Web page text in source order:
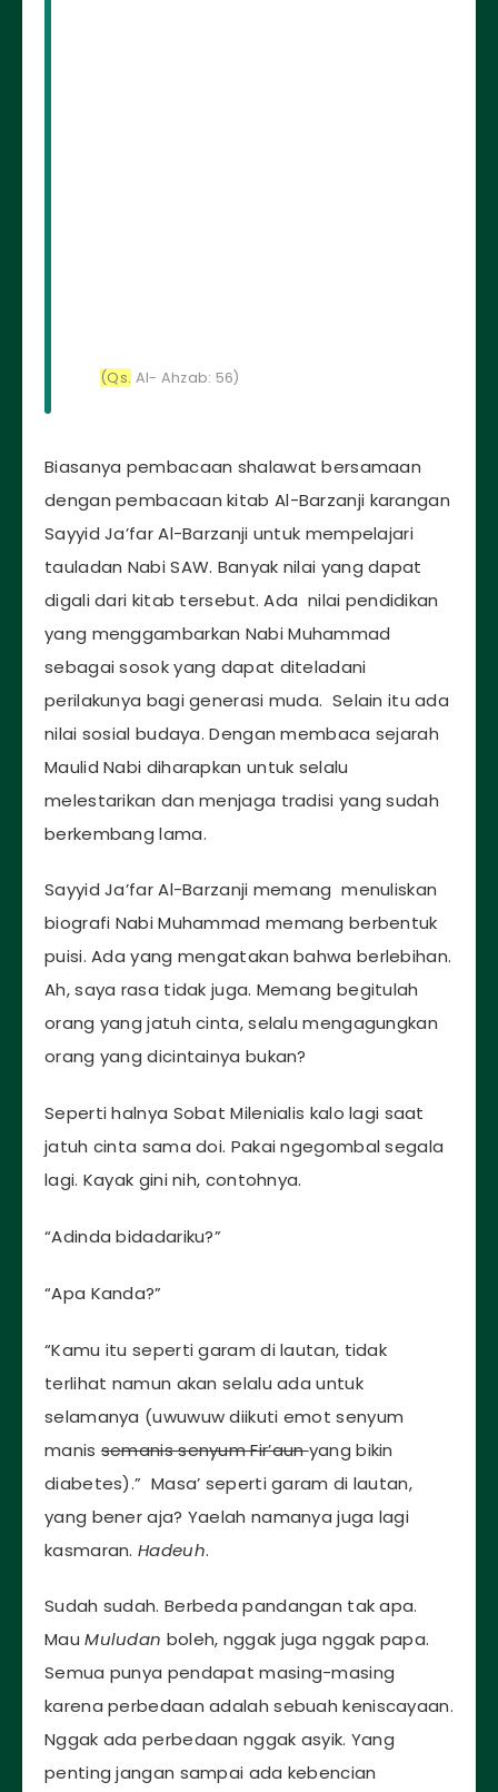
(Qs. Al- Ahzab: 56)
Biasanya pembacaan shalawat bersamaan
dengan pembacaan kitab Al-Barzanji karangan
Sayyid Ja’far Al-Barzanji untuk mempelajari
tauladan Nabi SAW. Banyak nilai yang dapat
digali dari kitab tersebut. Ada nilai pendidikan
yang menggambarkan Nabi Muhammad
sebagai sosok yang dapat diteladani
perilakunya bagi generasi muda. Selain itu ada
nilai sosial budaya. Dengan membaca sejarah
Maulid Nabi diharapkan untuk selalu
melestarikan dan menjaga tradisi yang sudah
berkembang lama.
Sayyid Ja’far Al-Barzanji memang menuliskan
biografi Nabi Muhammad memang berbentuk
puisi. Ada yang mengatakan bahwa berlebihan.
Ah, saya rasa tidak juga. Memang begitulah
orang yang jatuh cinta, selalu mengagungkan
orang yang dicintainya bukan?
Seperti halnya Sobat Milenialis kalo lagi saat
jatuh cinta sama doi. Pakai ngegombal segala
lagi. Kayak gini nih, contohnya.
“Adinda bidadariku?”
“Apa Kanda?”
“Kamu itu seperti garam di lautan, tidak
terlihat namun akan selalu ada untuk
selamanya (uwuwuw diikuti emot senyum
manissemanis senyum Fir’aunyang bikin
diabetes).” Masa’ seperti garam di lautan,
yang bener aja? Yaelah namanya juga lagi
kasmaran.Hadeuh.
Sudah sudah. Berbeda pandangan tak apa.
MauMuludan boleh, nggak juga nggak papa.
Semua punya pendapat masing-masing
karena perbedaan adalah sebuah keniscayaan.
Nggak ada perbedaan nggak asyik. Yang
penting jangan sampai ada kebencian